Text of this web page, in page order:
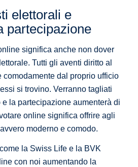
elettorali e
partecipazione
significa anche non dover
Tutti gli aventi diritto al
comodamente dal proprio ufficio
si trovino. Verranno tagliati
la partecipazione aumenterà di
online significa offrire agli
moderno e comodo.
la Swiss Life e la BVK
con noi aumentando la